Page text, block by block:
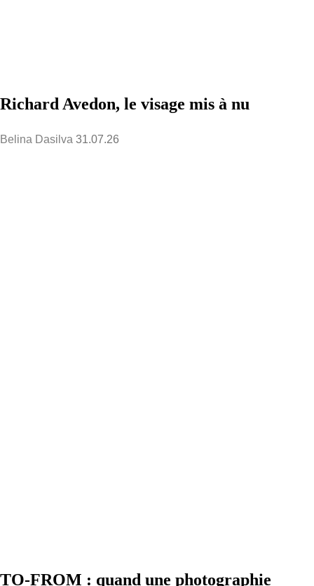
Richard Avedon, le visage mis à nu
Belina Dasilva 31.07.26
TO-FROM : quand une photographie